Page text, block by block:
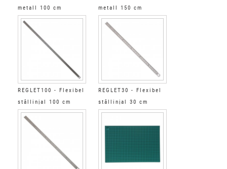
metall 100 cm
metall 150 cm
REGLET100 - Flexibel
stållinjal 100 cm
REGLET30 - Flexibel
stållinjal 30 cm